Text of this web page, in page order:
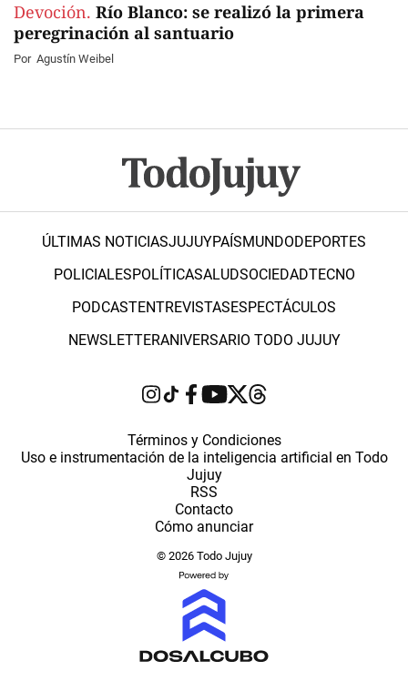
Devoción. Río Blanco: se realizó la primera
peregrinación al santuario
Por Agustín Weibel
ÚLTIMAS NOTICIASJUJUYPAÍSMUNDODEPORTES
POLICIALESPOLÍTICASALUDSOCIEDADTECNO
PODCASTENTREVISTASESPECTÁCULOS
NEWSLETTERANIVERSARIO TODO JUJUY
Términos y Condiciones
Uso e instrumentación de la inteligencia artificial en Todo
Jujuy
RSS
Contacto
Cómo anunciar
© 2026 Todo Jujuy